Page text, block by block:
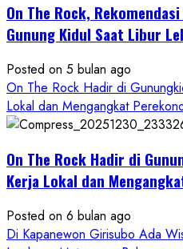
Wisata
Kekinian
On The Rock,
Gunung Kidul Saat Libur
Posted on 5 bulan ago
On The Rock Hadir di
Lokal dan Mengangkat
On The Rock Hadir di
Kerja Lokal dan
Posted on 6 bulan ago
Di Kapanewon Girisubo Ada